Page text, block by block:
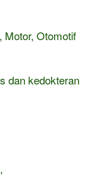
, Motor, Otomotif
dan kedokteran